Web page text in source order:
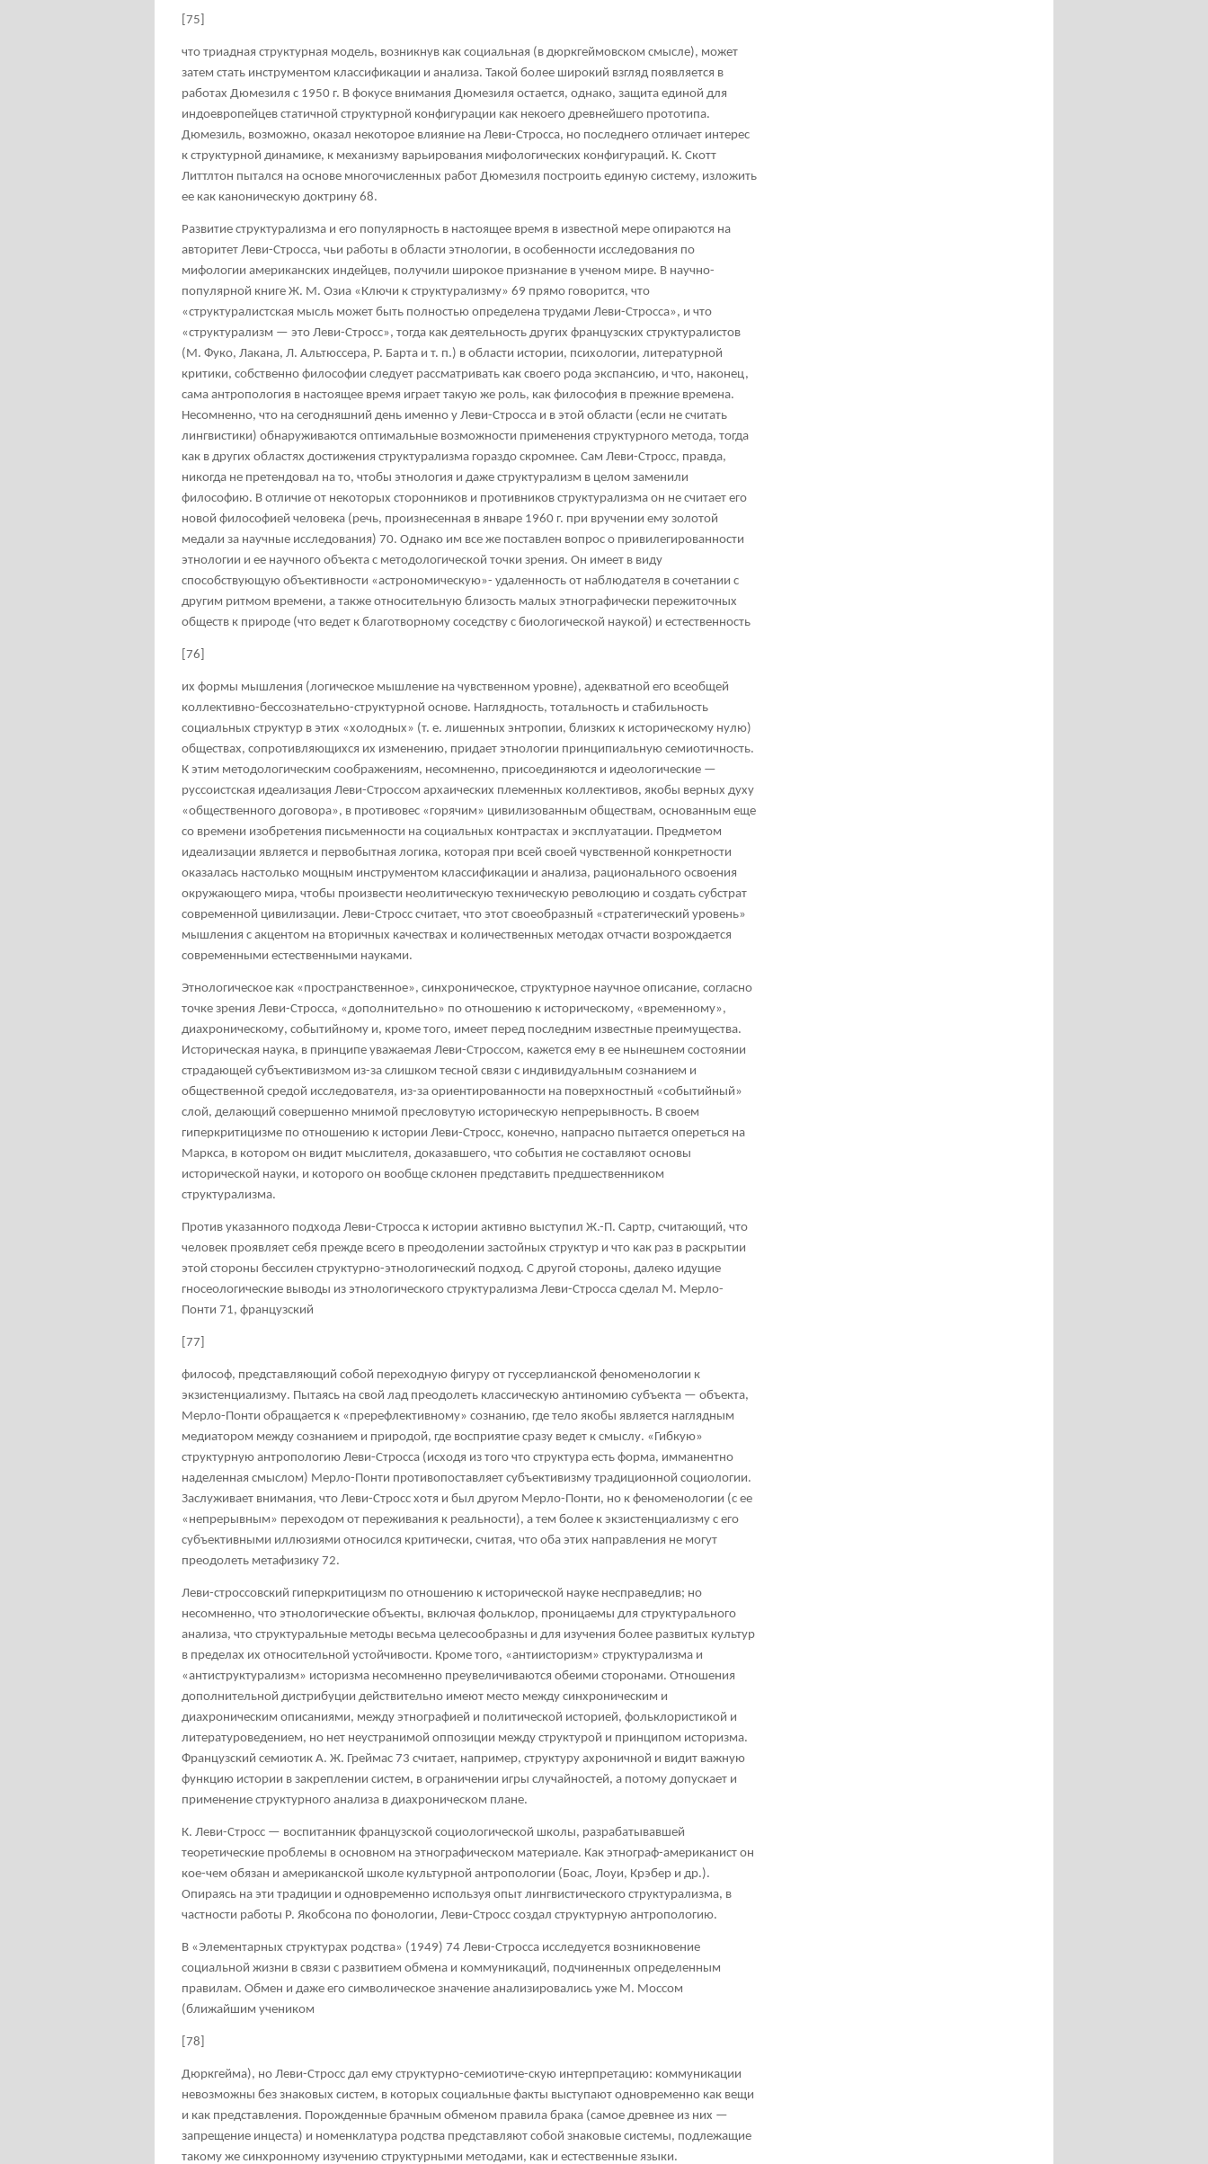
[75]
что триадная структурная модель, возникнув как социальная (в дюркгеймовском смысле), может
затем стать инструментом классификации и анализа. Такой более широкий взгляд появляется в
работах Дюмезиля с 1950 г. В фокусе внимания Дюмезиля остается, однако, защита единой для
индоевропейцев статичной структурной конфигурации как некоего древнейшего прототипа.
Дюмезиль, возможно, оказал некоторое влияние на Леви-Стросса, но последнего отличает интерес
к структурной динамике, к механизму варьирования мифологических конфигураций. К. Скотт
Литтлтон пытался на основе многочисленных работ Дюмезиля построить единую систему, изложить
ее как каноническую доктрину 68.
Развитие структурализма и его популярность в настоящее время в известной мере опираются на
авторитет Леви-Стросса, чьи работы в области этнологии, в особенности исследования по
мифологии американских индейцев, получили широкое признание в ученом мире. В научно-
популярной книге Ж. М. Озиа «Ключи к структурализму» 69 прямо говорится, что
«структуралистская мысль может быть полностью определена трудами Леви-Стросса», и что
«структурализм — это Леви-Стросс», тогда как деятельность других французских структуралистов
(М. Фуко, Лакана, Л. Альтюссера, Р. Барта и т. п.) в области истории, психологии, литературной
критики, собственно философии следует рассматривать как своего рода экспансию, и что, наконец,
сама антропология в настоящее время играет такую же роль, как философия в прежние времена.
Несомненно, что на сегодняшний день именно у Леви-Стросса и в этой области (если не считать
лингвистики) обнаруживаются оптимальные возможности применения структурного метода, тогда
как в других областях достижения структурализма гораздо скромнее. Сам Леви-Стросс, правда,
никогда не претендовал на то, чтобы этнология и даже структурализм в целом заменили
философию. В отличие от некоторых сторонников и противников структурализма он не считает его
новой философией человека (речь, произнесенная в январе 1960 г. при вручении ему золотой
медали за научные исследования) 70. Однако им все же поставлен вопрос о привилегированности
этнологии и ее научного объекта с методологической точки зрения. Он имеет в виду
способствующую объективности «астрономическую»- удаленность от наблюдателя в сочетании с
другим ритмом времени, а также относительную близость малых этнографически пережиточных
обществ к природе (что ведет к благотворному соседству с биологической наукой) и естественность
[76]
их формы мышления (логическое мышление на чувственном уровне), адекватной его всеобщей
коллективно-бессознательно-структурной основе. Наглядность, тотальность и стабильность
социальных структур в этих «холодных» (т. е. лишенных энтропии, близких к историческому нулю)
обществах, сопротивляющихся их изменению, придает этнологии принципиальную семиотичность.
К этим методологическим соображениям, несомненно, присоединяются и идеологические —
руссоистская идеализация Леви-Строссом архаических племенных коллективов, якобы верных духу
«общественного договора», в противовес «горячим» цивилизованным обществам, основанным еще
со времени изобретения письменности на социальных контрастах и эксплуатации. Предметом
идеализации является и первобытная логика, которая при всей своей чувственной конкретности
оказалась настолько мощным инструментом классификации и анализа, рационального освоения
окружающего мира, чтобы произвести неолитическую техническую революцию и создать субстрат
современной цивилизации. Леви-Стросс считает, что этот своеобразный «стратегический уровень»
мышления с акцентом на вторичных качествах и количественных методах отчасти возрождается
современными естественными науками.
Этнологическое как «пространственное», синхроническое, структурное научное описание, согласно
точке зрения Леви-Стросса, «дополнительно» по отношению к историческому, «временному»,
диахроническому, событийному и, кроме того, имеет перед последним известные преимущества.
Историческая наука, в принципе уважаемая Леви-Строссом, кажется ему в ее нынешнем состоянии
страдающей субъективизмом из-за слишком тесной связи с индивидуальным сознанием и
общественной средой исследователя, из-за ориентированности на поверхностный «событийный»
слой, делающий совершенно мнимой пресловутую историческую непрерывность. В своем
гиперкритицизме по отношению к истории Леви-Стросс, конечно, напрасно пытается опереться на
Маркса, в котором он видит мыслителя, доказавшего, что события не составляют основы
исторической науки, и которого он вообще склонен представить предшественником
структурализма.
Против указанного подхода Леви-Стросса к истории активно выступил Ж.-П. Сартр, считающий, что
человек проявляет себя прежде всего в преодолении застойных структур и что как раз в раскрытии
этой стороны бессилен структурно-этнологический подход. С другой стороны, далеко идущие
гносеологические выводы из этнологического структурализма Леви-Стросса сделал М. Мерло-
Понти 71, французский
[77]
философ, представляющий собой переходную фигуру от гуссерлианской феноменологии к
экзистенциализму. Пытаясь на свой лад преодолеть классическую антиномию субъекта — объекта,
Мерло-Понти обращается к «пререфлективному» сознанию, где тело якобы является наглядным
медиатором между сознанием и природой, где восприятие сразу ведет к смыслу. «Гибкую»
структурную антропологию Леви-Стросса (исходя из того что структура есть форма, имманентно
наделенная смыслом) Мерло-Понти противопоставляет субъективизму традиционной социологии.
Заслуживает внимания, что Леви-Стросс хотя и был другом Мерло-Понти, но к феноменологии (с ее
«непрерывным» переходом от переживания к реальности), а тем более к экзистенциализму с его
субъективными иллюзиями относился критически, считая, что оба этих направления не могут
преодолеть метафизику 72.
Леви-строссовский гиперкритицизм по отношению к исторической науке несправедлив; но
несомненно, что этнологические объекты, включая фольклор, проницаемы для структурального
анализа, что структуральные методы весьма целесообразны и для изучения более развитых культур
в пределах их относительной устойчивости. Кроме того, «антиисторизм» структурализма и
«антиструктурализм» историзма несомненно преувеличиваются обеими сторонами. Отношения
дополнительной дистрибуции действительно имеют место между синхроническим и
диахроническим описаниями, между этнографией и политической историей, фольклористикой и
литературоведением, но нет неустранимой оппозиции между структурой и принципом историзма.
Французский семиотик А. Ж. Греймас 73 считает, например, структуру ахроничной и видит важную
функцию истории в закреплении систем, в ограничении игры случайностей, а потому допускает и
применение структурного анализа в диахроническом плане.
К. Леви-Стросс — воспитанник французской социологической школы, разрабатывавшей
теоретические проблемы в основном на этнографическом материале. Как этнограф-американист он
кое-чем обязан и американской школе культурной антропологии (Боас, Лоуи, Крэбер и др.).
Опираясь на эти традиции и одновременно используя опыт лингвистического структурализма, в
частности работы Р. Якобсона по фонологии, Леви-Стросс создал структурную антропологию.
В «Элементарных структурах родства» (1949) 74 Леви-Стросса исследуется возникновение
социальной жизни в связи с развитием обмена и коммуникаций, подчиненных определенным
правилам. Обмен и даже его символическое значение анализировались уже М. Моссом
(ближайшим учеником
[78]
Дюркгейма), но Леви-Стросс дал ему структурно-семиотиче-скую интерпретацию: коммуникации
невозможны без знаковых систем, в которых социальные факты выступают одновременно как вещи
и как представления. Порожденные брачным обменом правила брака (самое древнее из них —
запрещение инцеста) и номенклатура родства представляют собой знаковые системы, подлежащие
такому же синхронному изучению структурными методами, как и естественные языки.